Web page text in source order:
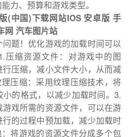
力、预算和游戏类型。
(中国)下载网站IOS 安卓版 手
网 汽车图片站
题！优化游戏的加载时间可以
压缩资源文件：对游戏中的图
压缩，减小文件大小，从而减
压缩：采用纹理压缩技术，将
的格式，以减少加载时间。3.
戏所需的资源文件，可以在游
的过程中预加载，减少加载时
将游戏的资源文件分成多个包